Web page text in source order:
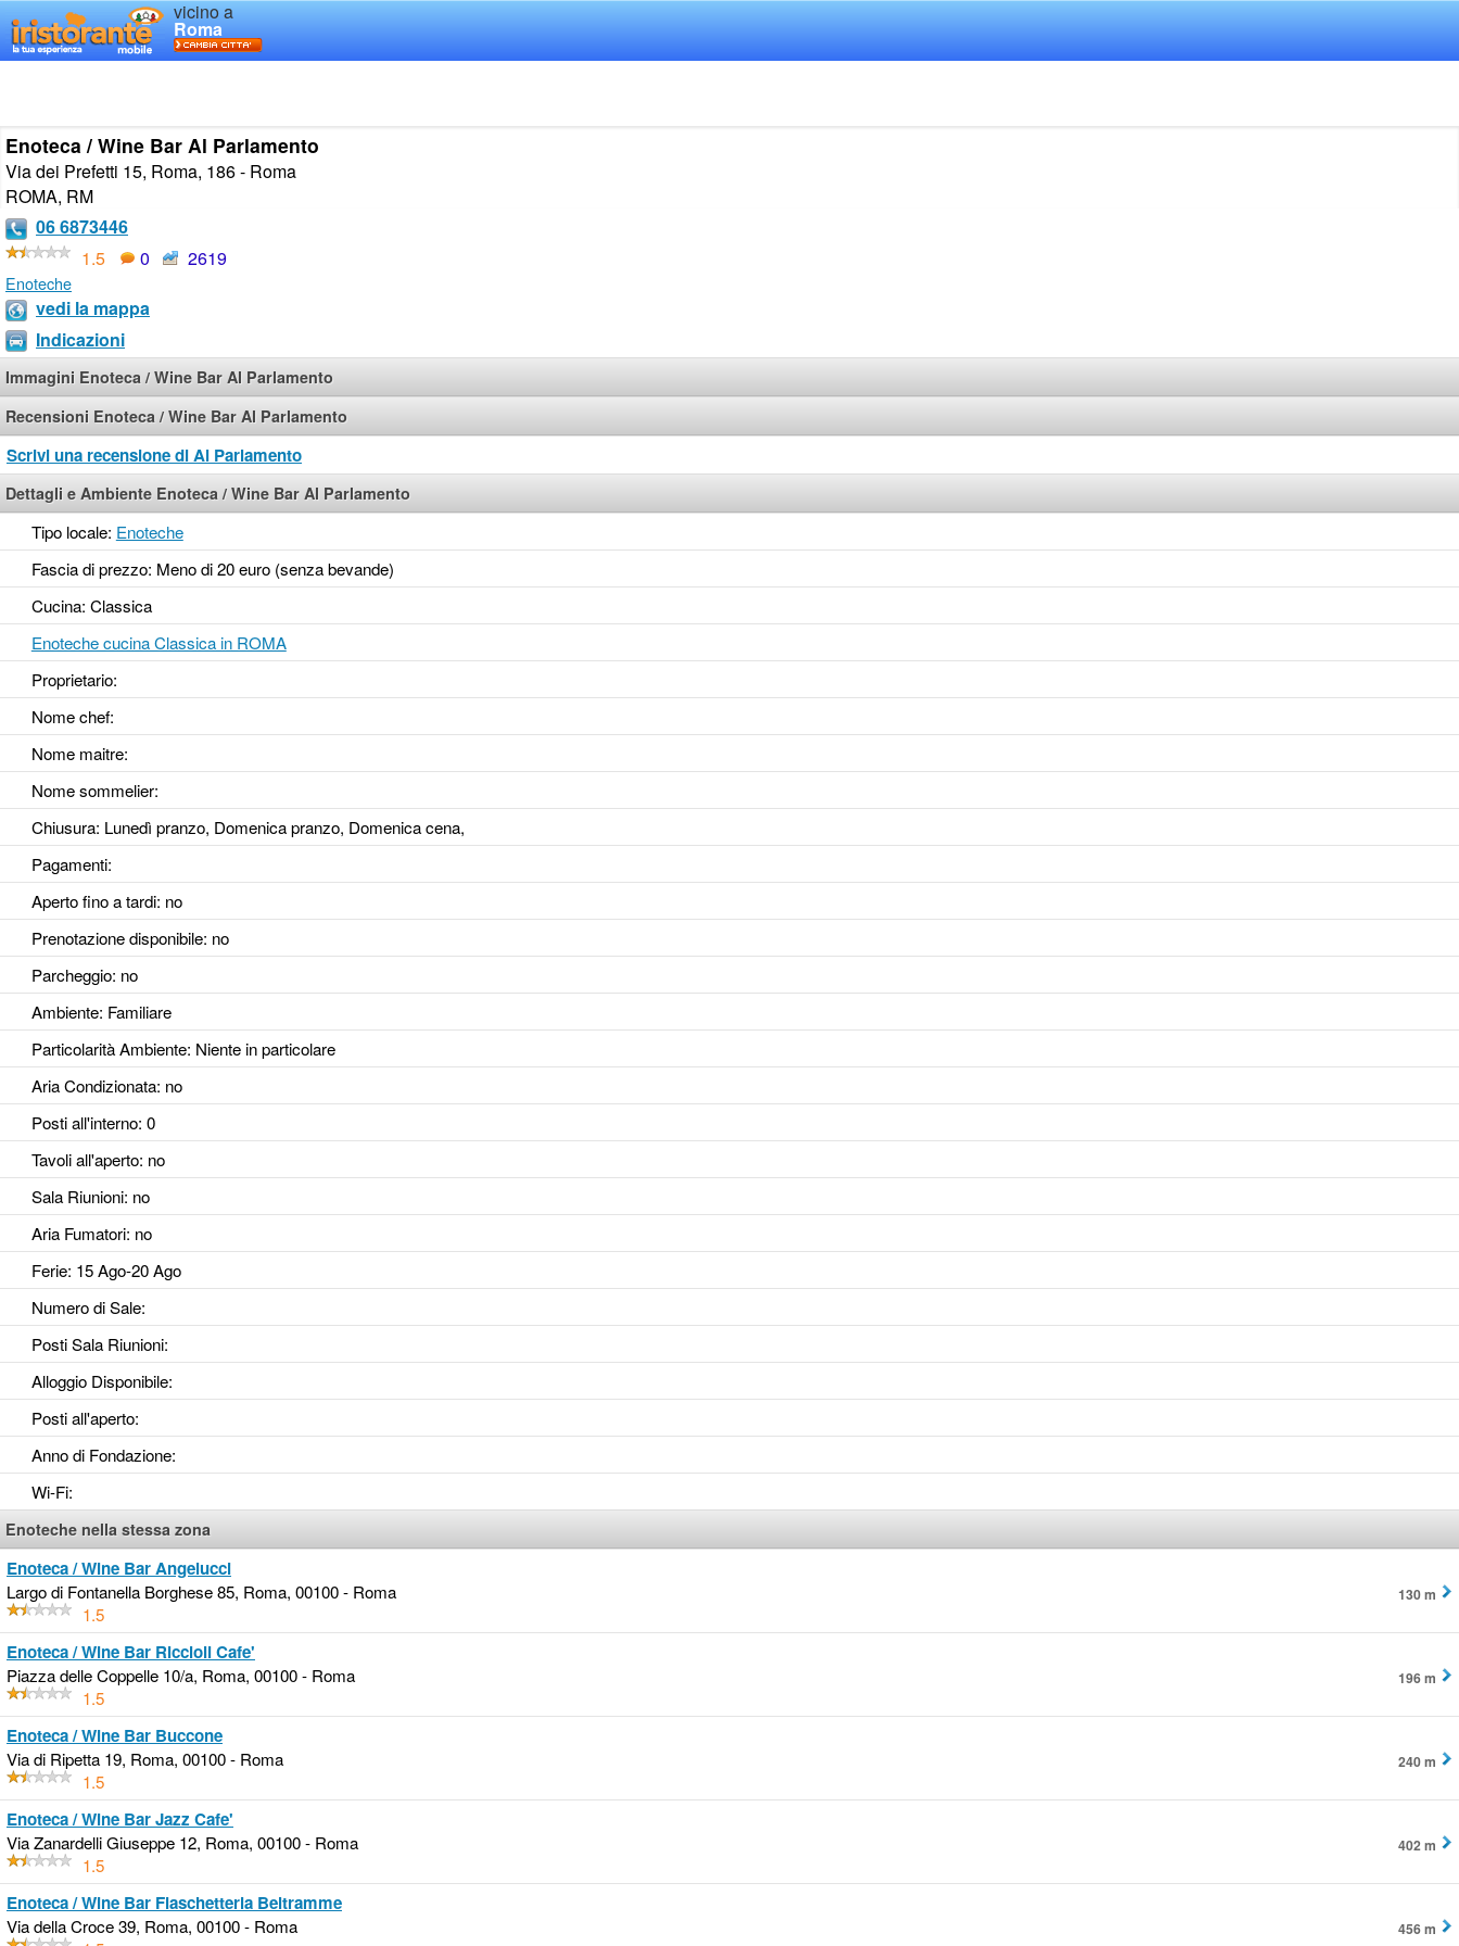
vicino a
Roma
Enoteca / Wine Bar Al Parlamento
Via dei Prefetti 15, Roma, 186 - Roma
ROMA, RM
06 6873446
1.5
0 2619
Enoteche
vedi la mappa
Indicazioni
Immagini Enoteca / Wine Bar Al Parlamento
Recensioni Enoteca / Wine Bar Al Parlamento
Scrivi una recensione di Al Parlamento
Dettagli e Ambiente Enoteca / Wine Bar Al Parlamento
Tipo locale: Enoteche
Fascia di prezzo: Meno di 20 euro (senza bevande)
Cucina: Classica
Enoteche cucina Classica in ROMA
Proprietario:
Nome chef:
Nome maitre:
Nome sommelier:
Chiusura: Lunedì pranzo, Domenica pranzo, Domenica cena,
Pagamenti:
Aperto fino a tardi: no
Prenotazione disponibile: no
Parcheggio: no
Ambiente: Familiare
Particolarità Ambiente: Niente in particolare
Aria Condizionata: no
Posti all'interno: 0
Tavoli all'aperto: no
Sala Riunioni: no
Aria Fumatori: no
Ferie: 15 Ago-20 Ago
Numero di Sale:
Posti Sala Riunioni:
Alloggio Disponibile:
Posti all'aperto:
Anno di Fondazione:
Wi-Fi:
Enoteche nella stessa zona
Enoteca / Wine Bar Angelucci
Largo di Fontanella Borghese 85, Roma, 00100 - Roma
1.5
130 m
Enoteca / Wine Bar Riccioli Cafe'
Piazza delle Coppelle 10/a, Roma, 00100 - Roma
1.5
196 m
Enoteca / Wine Bar Buccone
Via di Ripetta 19, Roma, 00100 - Roma
1.5
240 m
Enoteca / Wine Bar Jazz Cafe'
Via Zanardelli Giuseppe 12, Roma, 00100 - Roma
1.5
402 m
Enoteca / Wine Bar Fiaschetteria Beltramme
Via della Croce 39, Roma, 00100 - Roma
456 m